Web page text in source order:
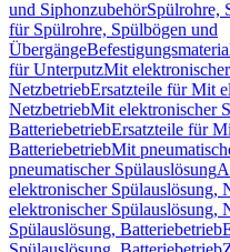
und SiphonzubehörSpülrohre,
für Spülrohre, Spülbögen und
Übergänge
für UnterputzMit
NetzbetriebErsatzteile für Mit
NetzbetriebMit elektronischer
BatteriebetriebErsatzteile für
BatteriebetriebMit
pneumatischer Spülauslösung
elektronischer Spülauslösung,
elektronischer Spülauslösung,
Spülauslösung, Batteriebetrieb